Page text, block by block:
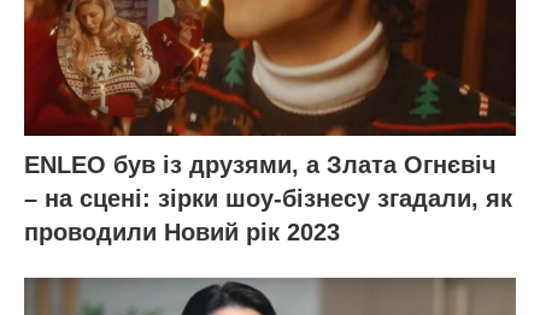
ENLEO був із друзями, а Злата Огнєвіч
– на сцені: зірки шоу-бізнесу згадали, як
проводили Новий рік 2023